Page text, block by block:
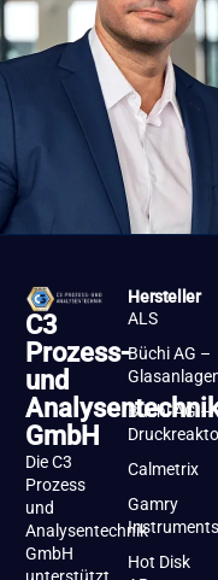
C3
Prozess-
und
GmbH
Die C3
Prozess
und
Analysentechnik
GmbH
Hersteller
ALS
Büchi AG –
Büchi AG –
Calmetrix
Gamry
Instruments
Hot Disk